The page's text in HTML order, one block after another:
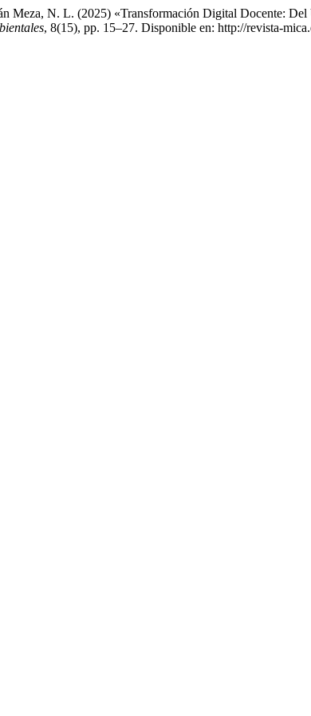
N. L. (2025) «Transformación Digital Docente: Del
, 8(15), pp. 15–27. Disponible en: http://revista-